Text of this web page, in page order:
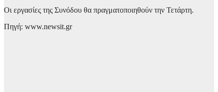
Οι εργασίες της Συνόδου θα πραγματοποιηθούν την Τετάρτη.
Πηγή: www.newsit.gr